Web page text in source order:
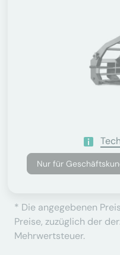
Nur für
* Die angegebenen
Preise, zuzüglich der
Mehrwertsteuer.